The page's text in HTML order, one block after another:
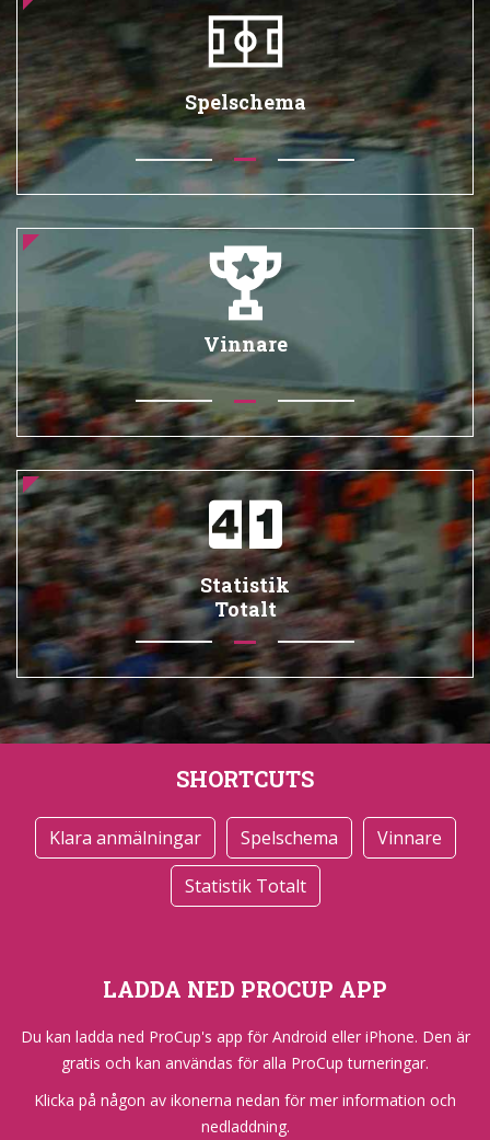
Spelschema
Vinnare
Statistik
Totalt
SHORTCUTS
Klara anmälningar Spelschema
Vinnare
Statistik Totalt
LADDA NED PROCUP APP
Du kan ladda ned ProCup's app för Android eller iPhone. Den är
gratis och kan användas för alla ProCup turneringar.
Klicka på någon av ikonerna nedan för mer information och
nedladdning.